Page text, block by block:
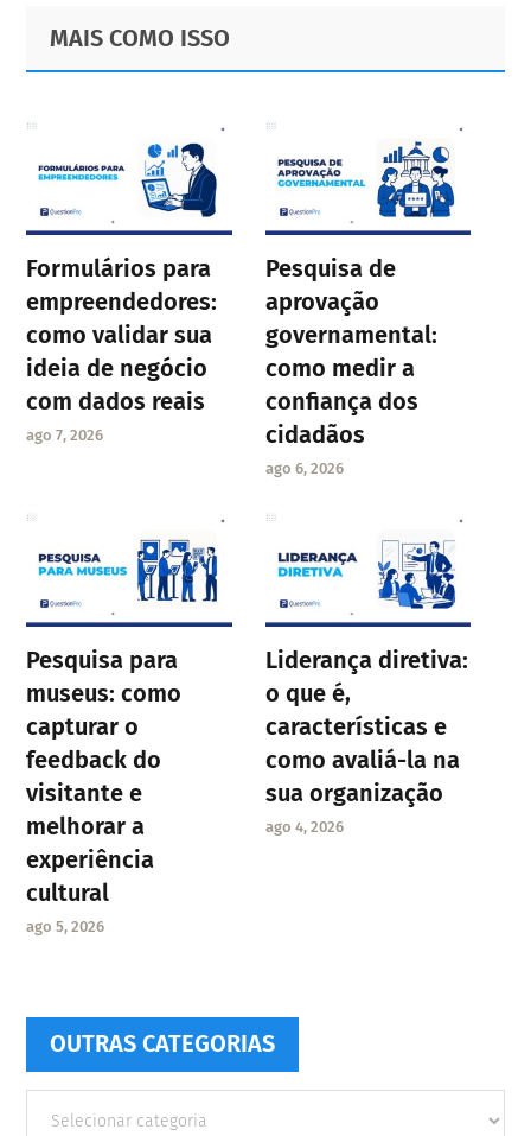
Primary
Sidebar
Footer
MAIS COMO ISSO
Formulários para
empreendedores:
como validar sua
ideia de negócio
com dados reais
ago 7, 2026
Pesquisa de
aprovação
governamental:
como medir a
confiança dos
cidadãos
ago 6, 2026
Pesquisa para
museus: como
capturar o
feedback do
visitante e
melhorar a
experiência
cultural
ago 5, 2026
Liderança diretiva:
o que é,
características e
como avaliá-la na
sua organização
ago 4, 2026
OUTRAS CATEGORIAS
Categorias